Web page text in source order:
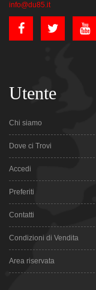
info@du85.it
Utente
Chi siamo
Dove ci Trovi
Accedi
Preferiti
Contatti
Condizioni di Vendita
Area riservata